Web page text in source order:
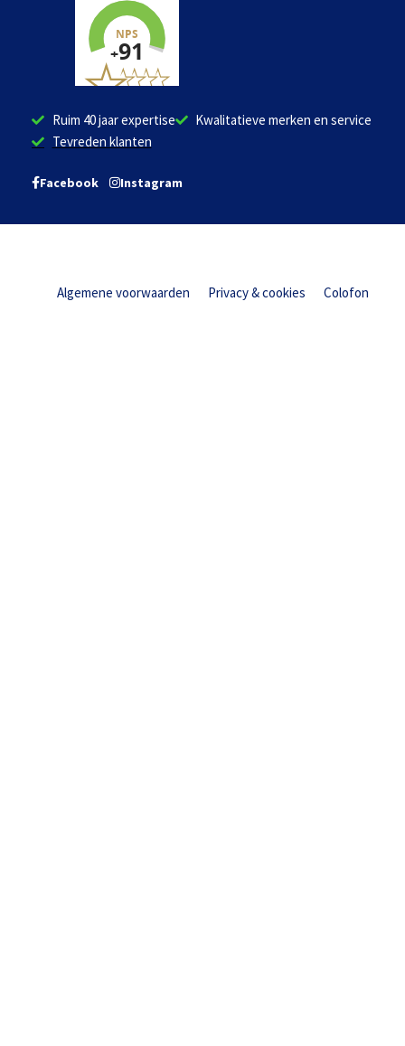
Ruim 40 jaar expertise
Kwalitatieve merken en service
Tevreden klanten
Facebook Instagram
Algemene voorwaarden Privacy & cookies Colofon